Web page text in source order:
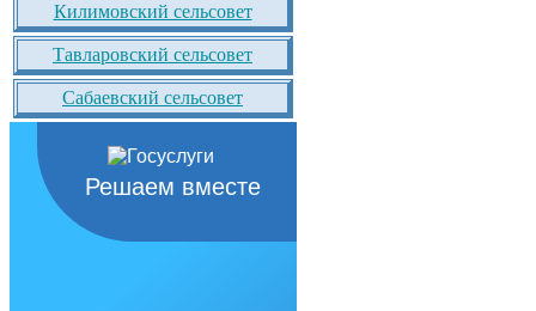
Килимовский сельсовет
Тавларовский сельсовет
Сабаевский сельсовет
Решаем вместе